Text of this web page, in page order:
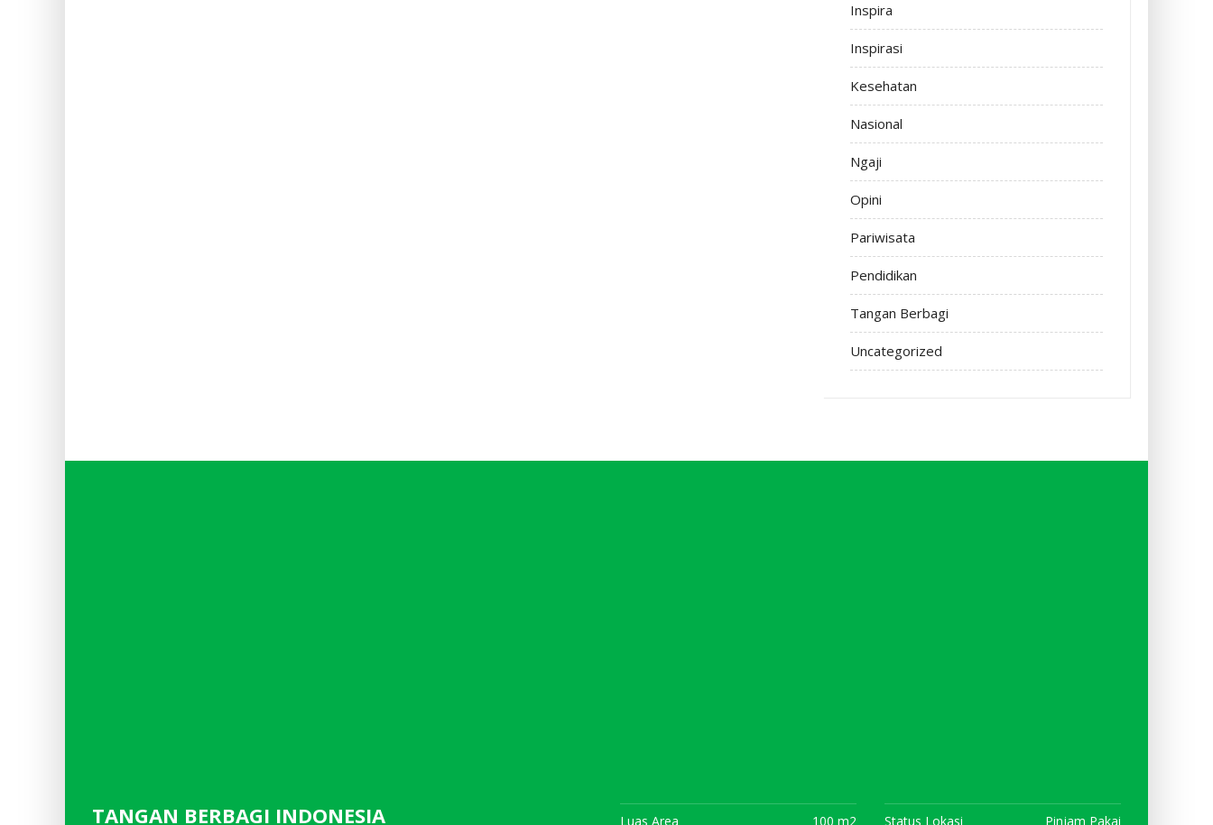
Inspira
Inspirasi
Kesehatan
Nasional
Ngaji
Opini
Pariwisata
Pendidikan
Tangan Berbagi
Uncategorized
TANGAN BERBAGI INDONESIA Luas Area 100 m2 Status Lokasi Pinjam Pakai